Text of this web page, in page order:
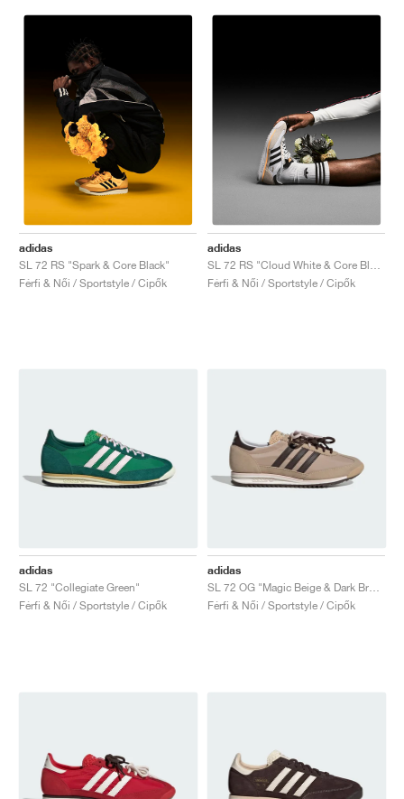
adidas
SL 72 RS "Spark & Core Black"
Férfi & Női / Sportstyle / Cipők
adidas
Férfi & Női / Sportstyle / Cipők
adidas
SL 72 "Collegiate Green"
Férfi & Női / Sportstyle / Cipők
adidas
SL 72 OG "Magic Beige & Dark Brown"
Férfi & Női / Sportstyle / Cipők